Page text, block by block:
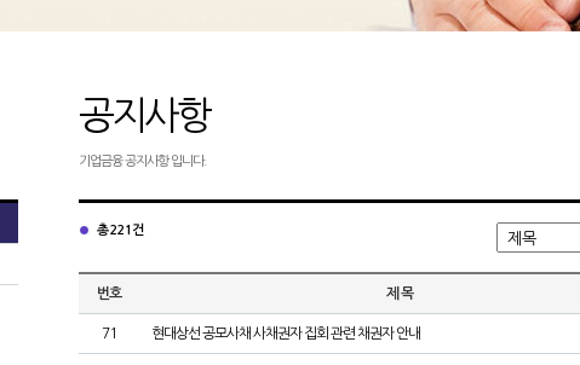
공지사항
기업금융 공지사항 입니다.
총 221건
번호 제 목
71 현대상선 공모사채 사채권자 집회 관련 채권자 안내